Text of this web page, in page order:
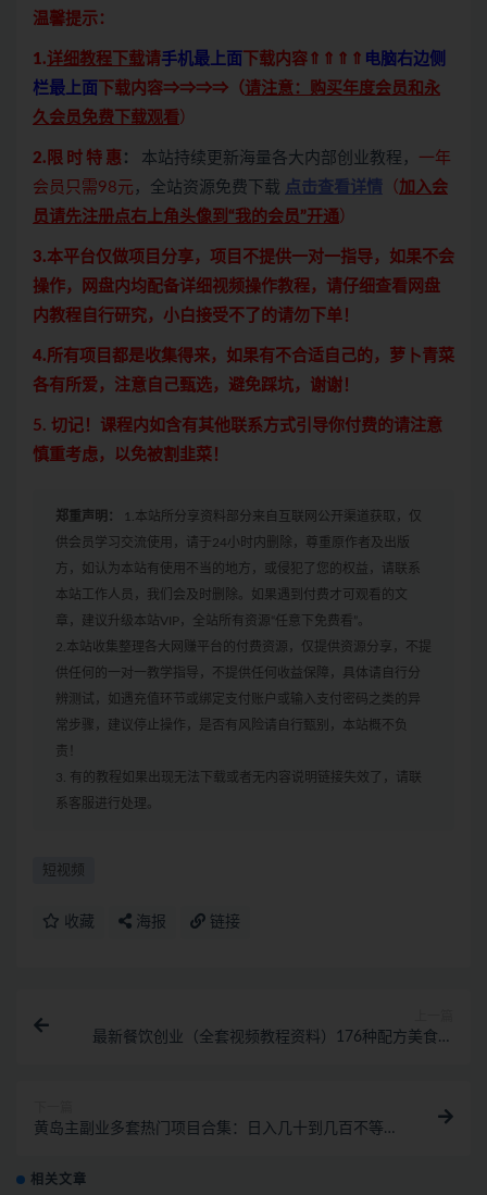
温馨提示：
1.详细教程下载请手机最上面 下载内容⇑⇑⇑⇑ 电脑右边侧
栏最上面 下载内容⇒⇒⇒⇒（请注意：购买年度会员和永
久会员免费下载观看）
2.限 时 特 惠 ： 本站持续更新海量各大内部创业教程， 一年
会员只需98元 ，全站资源免费下载 点击查看详情 （ 加入会
员请先注册点右上角头像到“我的会员”开通 ）
3.本平台仅做项目分享，项目不提供一对一指导，如果不会
操作，网盘内均配备详细视频操作教程，请仔细查看网盘
内教程自行研究，小白接受不了的请勿下单！
4.所有项目都是收集得来，如果有不合适自己的，萝卜青菜
各有所爱，注意自己甄选，避免踩坑，谢谢！
5. 切记！课程内如含有其他联系方式引导你付费的请注意
慎重考虑，以免被割韭菜！
郑重声明：
1.本站所分享资料部分来自互联网公开渠道获取，仅
供会员学习交流使用，请于24小时内删除，尊重原作者及出版
方，如认为本站有使用不当的地方，或侵犯了您的权益，请联系
本站工作人员，我们会及时删除。如果遇到付费才可观看的文
章，建议升级本站VIP，全站所有资源“任意下免费看”。
2.本站收集整理各大网赚平台的付费资源，仅提供资源分享，不提
供任何的一对一教学指导，不提供任何收益保障，具体请自行分
辨测试，如遇充值环节或绑定支付账户或输入支付密码之类的异
常步骤，建议停止操作，是否有风险请自行甄别，本站概不负
责！
3. 有的教程如果出现无法下载或者无内容说明链接失效了，请联
系客服进行处理。
短视频
收藏 海报 链接
最新餐饮创业（全套视频教程资料）176种配方美食，
黄岛主副业多套热门项目合集：日入几十到几百不等
相关文章